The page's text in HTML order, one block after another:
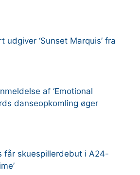
udgiver ‘Sunset Marquis’ fra
af ‘Emotional
danseopkomling øger
får skuespillerdebut i A24-